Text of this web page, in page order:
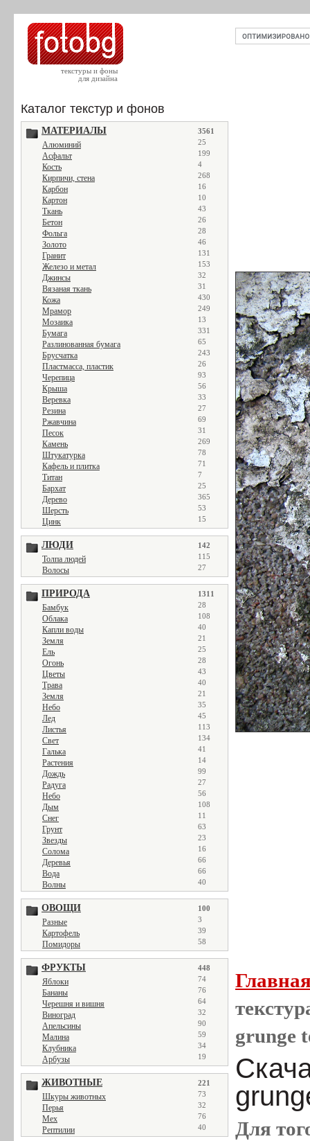
текстуры и фоны
для дизайна
Каталог текстур и фонов
МАТЕРИАЛЫ 3561
Алюминий 25
Асфальт 199
Кость 4
Кирпичи, стена 268
Карбон 16
Картон 10
Ткань 43
Бетон 26
Фольга 28
Золото 46
Гранит 131
Железо и метал 153
Джинсы 32
Вязаная ткань 31
Кожа 430
Мрамор 249
Мозаика 13
Бумага 331
Разлинованная бумага 65
Брусчатка 243
Пластмасса, пластик 26
Черепица 93
Крыша 56
Веревка 33
Резина 27
Ржавчина 69
Песок 31
Камень 269
Штукатурка 78
Кафель и плитка 71
Титан 7
Бархат 25
Дерево 365
Шерсть 53
Цинк 15
ЛЮДИ 142
Толпа людей 115
Волосы 27
ПРИРОДА 1311
Бамбук 28
Облака 108
Капли воды 40
Земля 21
Ель 25
Огонь 28
Цветы 43
Трава 40
Земля 21
Небо 35
Лед 45
Листья 113
Свет 134
Галька 41
Растения 14
Дождь 99
Радуга 27
Небо 56
Дым 108
Снег 11
Грунт 63
Звезды 23
Солома 16
Деревья 66
Вода 66
Волны 40
ОВОЩИ 100
Разные 3
Картофель 39
Помидоры 58
ФРУКТЫ 448
Яблоки 74
Бананы 76
Черешня и вишня 64
Виноград 32
Апельсины 90
Малина 59
Клубника 34
Арбузы 19
ЖИВОТНЫЕ 221
Шкуры животных 73
Перья 32
Мех 76
Рептилии 40
grunge
Для